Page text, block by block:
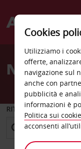
Welcome
AvisNoleggio
RITIRO DA
Cookies
Utilizziamo i
offerte,
navigazione sul
anche con
pubblicità e
informazioni è
Politica sui cookie
acconsenti